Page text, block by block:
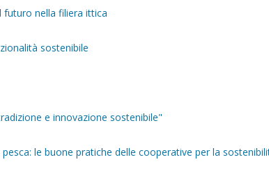
futuro nella filiera ittica
sostenibile
e innovazione sostenibile"
le buone pratiche delle cooperative per la